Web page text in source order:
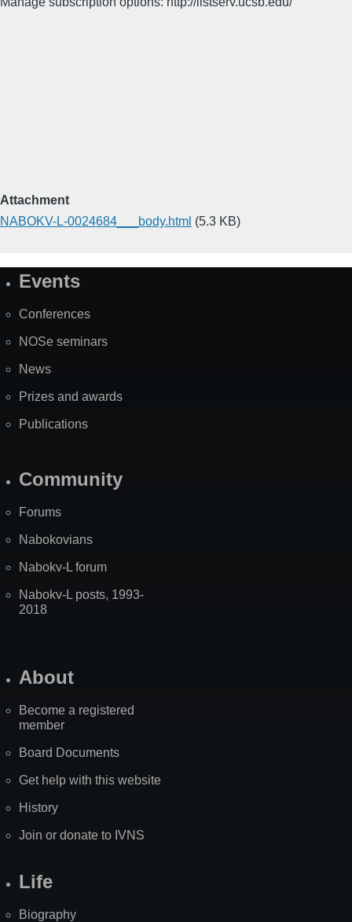
Attachment
NABOKV-L-0024684___body.html (5.3 KB)
SiteEvents
Conferences
NOSe seminars
News
Prizes and awards
Publications
Community
Forums
Nabokovians
Nabokv-L forum
Nabokv-L posts, 1993-
2018
About
Become a registered
member
Board Documents
Get help with this website
History
Join or donate to IVNS
Life
Biography